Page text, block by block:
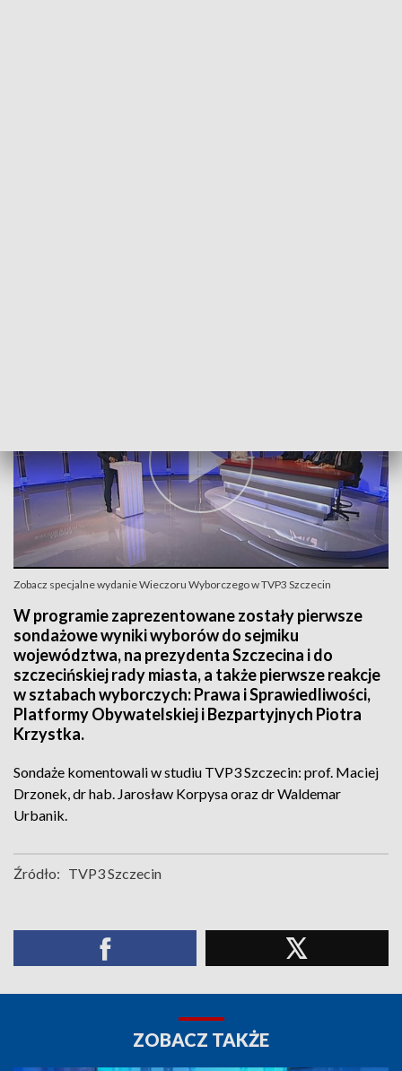
Zobacz specjalne wydanie Wieczoru Wyborczego w TVP3 Szczecin
W programie zaprezentowane zostały pierwsze
sondażowe wyniki wyborów do sejmiku
województwa, na prezydenta Szczecina i do
szczecińskiej rady miasta, a także pierwsze reakcje
w sztabach wyborczych: Prawa i Sprawiedliwości,
Platformy Obywatelskiej i Bezpartyjnych Piotra
Krzystka.
Sondaże komentowali w studiu TVP3 Szczecin: prof. Maciej
Drzonek, dr hab. Jarosław Korpysa oraz dr Waldemar
Urbanik.
Źródło: TVP3 Szczecin
ZOBACZ TAKŻE